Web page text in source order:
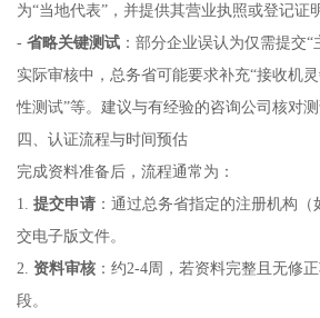
为“当地代表”，并提供其营业执照或登记证
- 省略关键测试：部分企业误认为仅需提交“
实际审核中，总务省可能要求补充“接收机
性测试”等。建议与有经验的咨询公司核对测
四、认证流程与时间预估
完成资料准备后，流程通常为：
1. 提交申请：通过总务省指定的注册机构（
交电子版文件。
2. 资料审核：约2-4周，若资料完整且无修
段。